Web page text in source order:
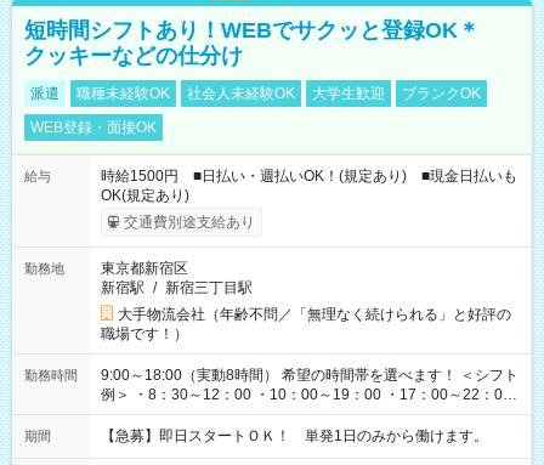
短時間シフトあり！WEBでサクッと登録OK＊
クッキーなどの仕分け
派遣 職種未経験OK 社会人未経験OK 大学生歓迎
ブランクOK
WEB登録・面接OK
給与
時給1500円 ■日払い・週払いOK！(規定あり) ■現金日払いも
OK(規定あり)
交通費別途支給あり
勤務地
東京都新宿区
新宿駅 / 新宿三丁目駅
大手物流会社（年齢不問／「無理なく続けられる」と好評の
職場です！）
勤務時間
9:00～18:00（実動8時間） 希望の時間帯を選べます！ ＜シフト
例＞ ・8：30～12：00 ・10：00～19：00 ・17：00～22：00
・13：00～22：00 ・22：00～翌6：00 など
期間 【急募】即日スタートＯＫ！ 単発1日のみから働けます。